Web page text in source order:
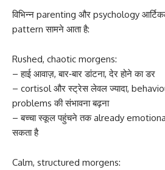
विभिन्न parenting और psychology
pattern सामने आता है:
Rushed, chaotic morgens:
– हाई आवाज़, बार‑बार डांटना, देर होने का डर
– cortisol और स्ट्रेस लेवल ज्यादा,
problems की संभावना बढ़ना
– बच्चा स्कूल पहुंचने तक already
सकता है
Calm, structured morgens: